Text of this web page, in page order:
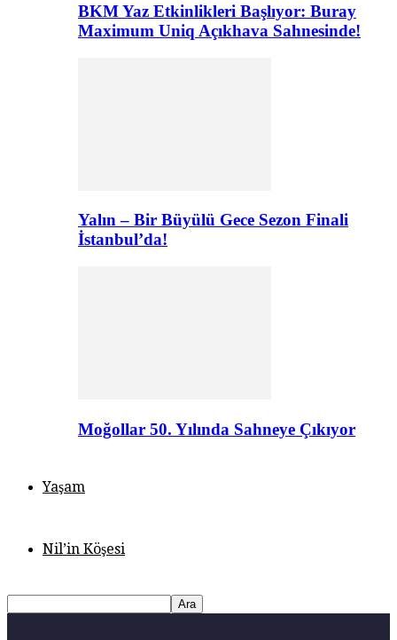
BKM Yaz Etkinlikleri Başlıyor: Buray
Maximum Uniq Açıkhava Sahnesinde!
Yalın – Bir Büyülü Gece Sezon Finali
İstanbul’da!
Moğollar 50. Yılında Sahneye Çıkıyor
Yaşam
Nil’in Köşesi